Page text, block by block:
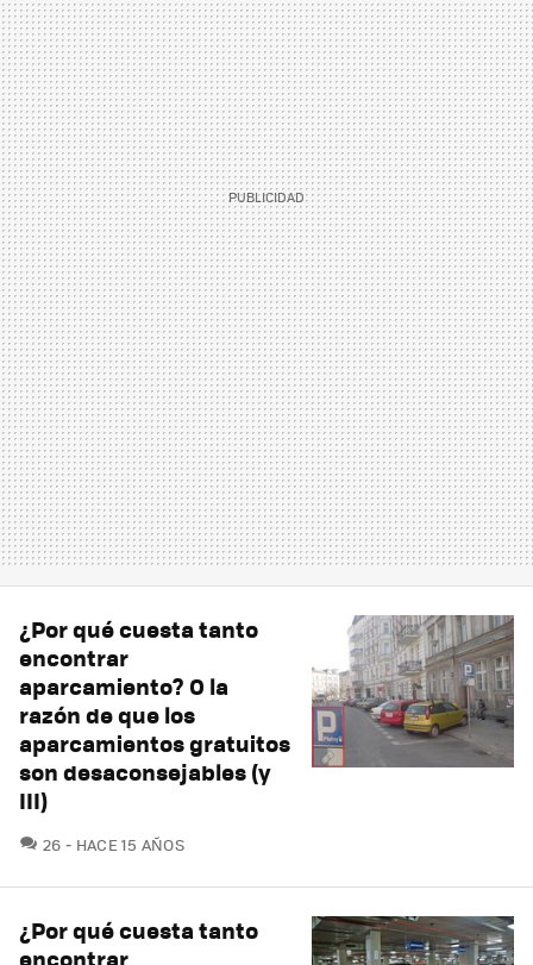
¿Por qué cuesta tanto
encontrar
aparcamiento? O la
razón de que los
aparcamientos gratuitos
son desaconsejables (y
III)
26 COMENTARIOS
HACE 15 AÑOS
¿Por qué cuesta tanto